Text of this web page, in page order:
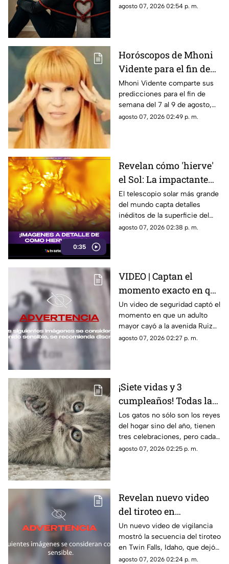
distinguen al amor de la
agosto 07, 2026 02:54 p. m.
Horóscopos de Mhoni
Vidente para el fin de
semana del 7 al 9 de
agosto
Mhoni Vidente comparte sus
predicciones para el fin de
semana del 7 al 9 de agosto,
con mensajes para cada signo
agosto 07, 2026 02:49 p. m.
0:35
Revelan cómo 'hierve'
el Sol: La impactante
imagen del Telescopio
Inouye que muestra un
caos de plasma
El telescopio solar más grande
del mundo capta detalles
inéditos de la superficie del
Sol. Las fotos muestran
agosto 07, 2026 02:38 p. m.
VIDEO | Captan el
momento exacto en que
adulto mayor es
empujado y muere
atropellado por un
tráiler
Un video de seguridad captó el
momento en que un adulto
mayor cayó a la avenida Ruiz
Cortines y fue atropellado por
agosto 07, 2026 02:27 p. m.
¡Siete vidas y 3
cumpleaños! Todas las
fechas en las que debes
celebrar a tu michi
Los gatos no sólo son los reyes
del hogar sino del año, tienen
tres celebraciones, pero cada
una tiene su propio motivo
agosto 07, 2026 02:25 p. m.
Revelan nuevo video
del tiroteo en
restaurante de
hamburguesas que dejó
saldo mortal en Idaho
Un nuevo video de vigilancia
mostró la secuencia del tiroteo
en Twin Falls, Idaho, que dejó
tres muertos y siete heridos.
agosto 07, 2026 02:24 p. m.